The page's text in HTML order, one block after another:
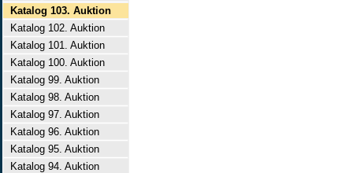
Katalog 103. Auktion
Katalog 102. Auktion
Katalog 101. Auktion
Katalog 100. Auktion
Katalog 99. Auktion
Katalog 98. Auktion
Katalog 97. Auktion
Katalog 96. Auktion
Katalog 95. Auktion
Katalog 94. Auktion